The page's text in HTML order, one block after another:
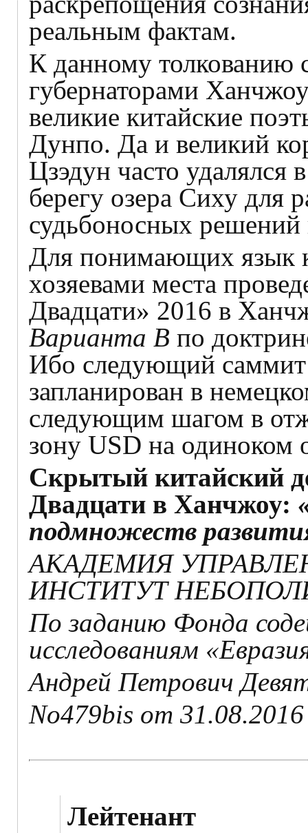
реальным фактам.
К данному толкованию
губернаторами
великие китайские
Дунпо. Да и великий
Цзэдун часто
берегу озера Сиху для
судьбоносных решений
Для понимающих язык
хозяевами места
Двадцати» 2016 в
Варианта В по
Ибо следующий саммит
запланирован в
следующим шагом в
зону USD на одиноком
Скрытый китайский
Двадцати в Ханчжоу:
подмножеств
АКАДЕМИЯ
ИНСТИТУТ
По заданию Фонда
исследованиям
Андрей Петрович
No479bis от 31.08.2016
Лейтенант